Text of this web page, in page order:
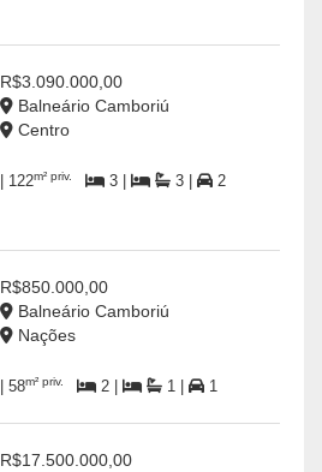
R$3.090.000,00
Balneário Camboriú
Centro
| 122m² priv. 3 | 3 | 2
R$850.000,00
Balneário Camboriú
Nações
| 58m² priv. 2 | 1 | 1
R$17.500.000,00